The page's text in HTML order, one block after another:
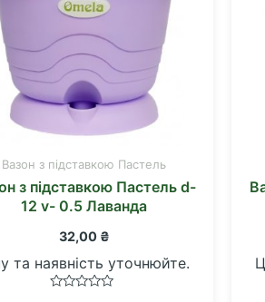
Вазон з підставкою Пастель
з підставкою Пастель d-
12 v- 0.5 Лаванда
32,00 ₴
та наявність уточнюйте.